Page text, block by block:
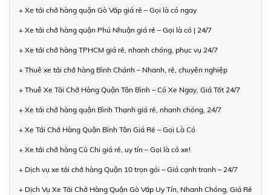
+ Xe tải chở hàng quận Gò Vấp giá rẻ – Gọi là có ngay
+ Xe tải chở hàng quận Phú Nhuận giá rẻ – Gọi là có | 24/7
+ Xe tải chở hàng TPHCM giá rẻ, nhanh chóng, phục vụ 24/7
+ Thuê xe tải chở hàng Bình Chánh – Nhanh, rẻ, chuyên nghiệp
+ Thuê Xe Tải Chở Hàng Quận Tân Bình – Có Xe Ngay, Giá Tốt 24/7
+ Xe tải chở hàng quận Bình Thạnh giá rẻ, nhanh chóng, 24/7
+ Xe Tải Chở Hàng Quận Bình Tân Giá Rẻ – Gọi Là Có
+ Xe tải chở hàng Củ Chi giá rẻ, uy tín – Gọi là có xe!
+ Dịch vụ xe tải chở hàng Quận 10 trọn gói – Giá cạnh tranh – 24/7
+ Dịch Vụ Xe Tải Chở Hàng Quận Gò Vấp Uy Tín, Nhanh Chóng, Giá Rẻ